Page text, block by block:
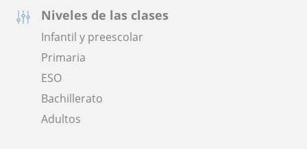
Niveles de las clases
Infantil y preescolar
Primaria
ESO
Bachillerato
Adultos